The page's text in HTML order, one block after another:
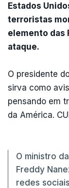
Estados
terroristas
elemento das
ataque.
O presidente
sirva como
pensando em
da América.
O ministro
Freddy
redes